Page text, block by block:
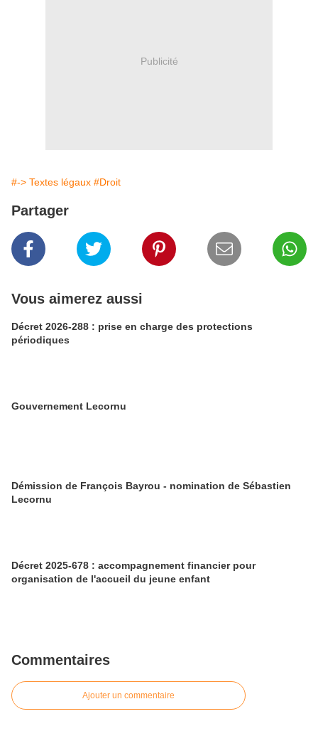
Publicité
#-> Textes légaux #Droit
Partager
Vous aimerez aussi
Décret 2026-288 : prise en charge des protections
périodiques
Gouvernement Lecornu
Démission de François Bayrou - nomination de Sébastien
Lecornu
Décret 2025-678 : accompagnement financier pour
organisation de l'accueil du jeune enfant
Commentaires
Ajouter un commentaire